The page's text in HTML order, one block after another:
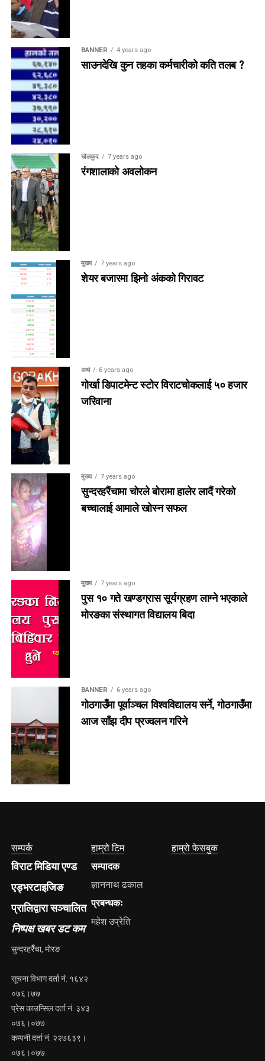
BANNER 4 years ago
साउनदेखि कुन तहका कर्मचारीको कति तलब ?
खेलकुद 7 years ago
रंगशालाको अवलोकन
मुख्य 7 years ago
शेयर बजारमा झिनो अंकको गिरावट
अर्थ 6 years ago
गोर्खा डिपाटमेन्ट स्टोर विराटचोकलाई ५० हजार
जरिवाना
मुख्य 7 years ago
सुन्दरहरैंचामा चोरले बोरामा हालेर लादैं गरेको
बच्चालाई आमाले खोस्न सफल
मुख्य 7 years ago
पुस १० गते खण्डग्रास सूर्यग्रहण लाग्ने भएकाले
मोरङका संस्थागत विद्यालय बिदा
BANNER 6 years ago
गोठगाउँमा पूर्वाञ्चल विश्वविद्यालय सर्ने, गोठगाउँमा
आज साँझ दीप प्रज्वलन गरिने
सम्पर्क
विराट मिडिया एण्ड
एड्भरटाइजिङ
प्रालिद्वारा सञ्चालित
निष्पक्ष खबर डट कम
सुन्दरहरैँचा, मोरङ
सूचना विभाग दर्ता नं. १६४२
०७६।७७
प्रेस काउन्सिल दर्ता नं. ३४३
०७६।०७७
कम्पनी दर्ता नं. २२७६३९।
०७६।०७७
हाम्रो टिम
सम्पादक
ज्ञाननाथ ढकाल
प्रबन्धकः
महेश उप्रेति
हाम्रो फेसबुक